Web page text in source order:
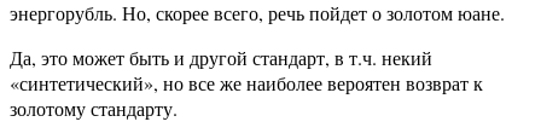
энергорубль. Но, скорее всего, речь пойдет о золотом юане.
Да, это может быть и другой стандарт, в т.ч. некий
«синтетический», но все же наиболее вероятен возврат к
золотому стандарту.